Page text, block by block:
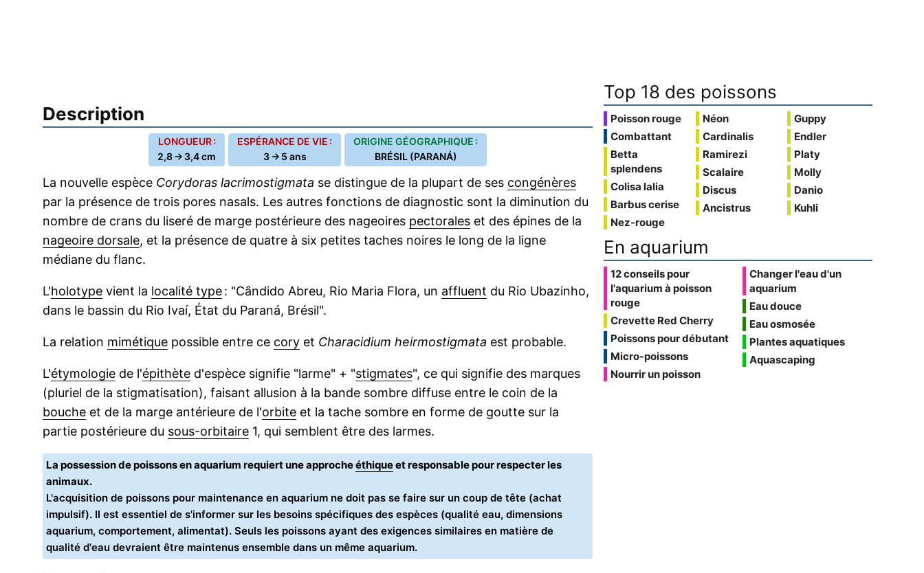
Description
LONGUEUR :
2,8 → 3,4 cm
ESPÉRANCE DE VIE :
3 → 5 ans
ORIGINE GÉOGRAPHIQUE :
BRÉSIL (PARANÁ)
La nouvelle espèce Corydoras lacrimostigmata se distingue de la plupart de ses congénères
par la présence de trois pores nasals. Les autres fonctions de diagnostic sont la diminution du
nombre de crans du liseré de marge postérieure des nageoires pectorales et des épines de la
nageoire dorsale, et la présence de quatre à six petites taches noires le long de la ligne
médiane du flanc.
L'holotype vient la localité type: "Cândido Abreu, Rio Maria Flora, un affluent du Rio Ubazinho,
dans le bassin du Rio Ivaí, État du Paraná, Brésil".
La relation mimétique possible entre ce cory et Characidium heirmostigmata est probable.
L'étymologie de l'épithète d'espèce signifie "larme" + "stigmates", ce qui signifie des marques
(pluriel de la stigmatisation), faisant allusion à la bande sombre diffuse entre le coin de la
bouche et de la marge antérieure de l'orbite et la tache sombre en forme de goutte sur la
partie postérieure du sous-orbitaire 1, qui semblent être des larmes.
La possession de poissons en aquarium requiert une approcheéthiqueet responsable pour respecter les
animaux.
L'acquisition de poissons pour maintenance en aquarium ne doit pas se faire sur un coup de tête (achat
impulsif). Il est essentiel de s'informer sur les besoins spécifiques des espèces (qualité eau, dimensions
aquarium, comportement, alimentat). Seuls les poissons ayant des exigences similaires en matière de
qualité d'eau devraient être maintenus ensemble dans un même aquarium.
Top 18 des poissons
Poisson rouge
Combattant
Betta
splendens
Colisa lalia
Barbus cerise
Nez-rouge
Néon
Cardinalis
Ramirezi
Scalaire
Discus
Ancistrus
Guppy
Endler
Platy
Molly
Danio
Kuhli
En aquarium
12 conseils pour
l'aquarium à poisson
rouge
Crevette Red Cherry
Poissons pour débutant
Micro-poissons
Nourrir un poisson
Changer l'eau d'un
aquarium
Eau douce
Eau osmosée
Plantes aquatiques
Aquascaping